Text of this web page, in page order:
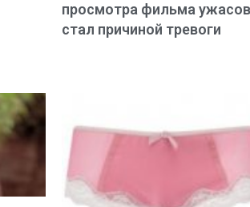
просмотра фильма
стал причиной тревоги